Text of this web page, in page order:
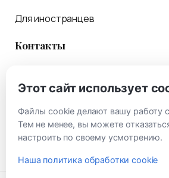
Для иностранцев
Контакты
Как проехать
Этот сайт использует
Файлы cookie делают вашу работу
Тем не менее, вы можете
настроить по своему усмотрению.
Наша политика обработки cookie